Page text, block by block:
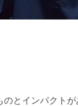
とインパクト